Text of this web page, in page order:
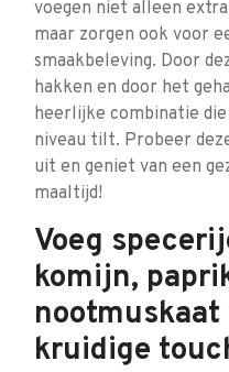
voegen niet alleen
maar zorgen ook voor
smaakbeleving. Door
hakken en door het
heerlijke combinatie
niveau tilt. Probeer
uit en geniet van een
maaltijd!
Voeg
komijn,
nootmuskaat
kruidige